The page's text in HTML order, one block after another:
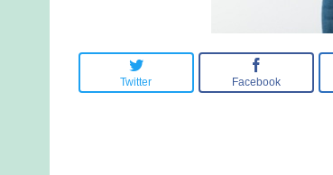
Twitter Facebook